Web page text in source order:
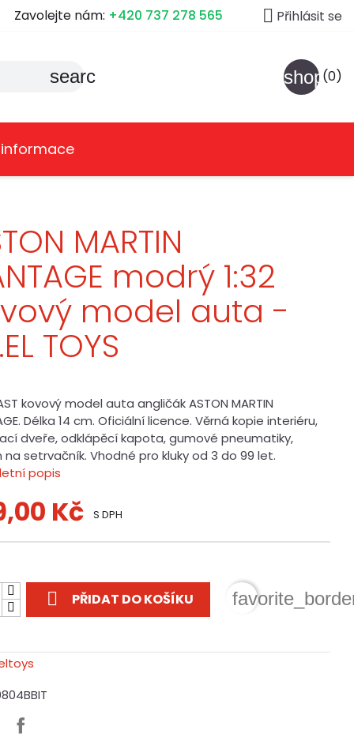
Zavolejte nám: +420 737 278 565  Přihlásit se
search (0)
MARTIN
modrý 1:32
model auta -
TOYS
kovový model auta angličák ASTON MARTIN
Délka 14 cm. Oficiální licence. Věrná kopie interiéru,
dveře, odklápěcí kapota, gumové pneumatiky,
na setrvačník. Vhodné pro kluky od 3 do 99 let.
popis
Kč S DPH
 PŘIDAT DO KOŠÍKU